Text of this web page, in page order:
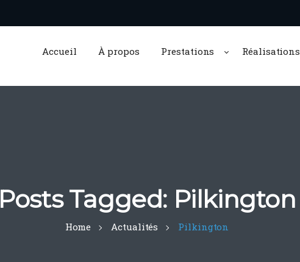
Accueil À propos Prestations Réalisations
Posts Tagged: Pilkington
Home Actualités Pilkington